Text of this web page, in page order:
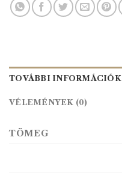
TOVÁBBI INFORMÁCIÓK
VÉLEMÉNYEK (0)
TÖMEG